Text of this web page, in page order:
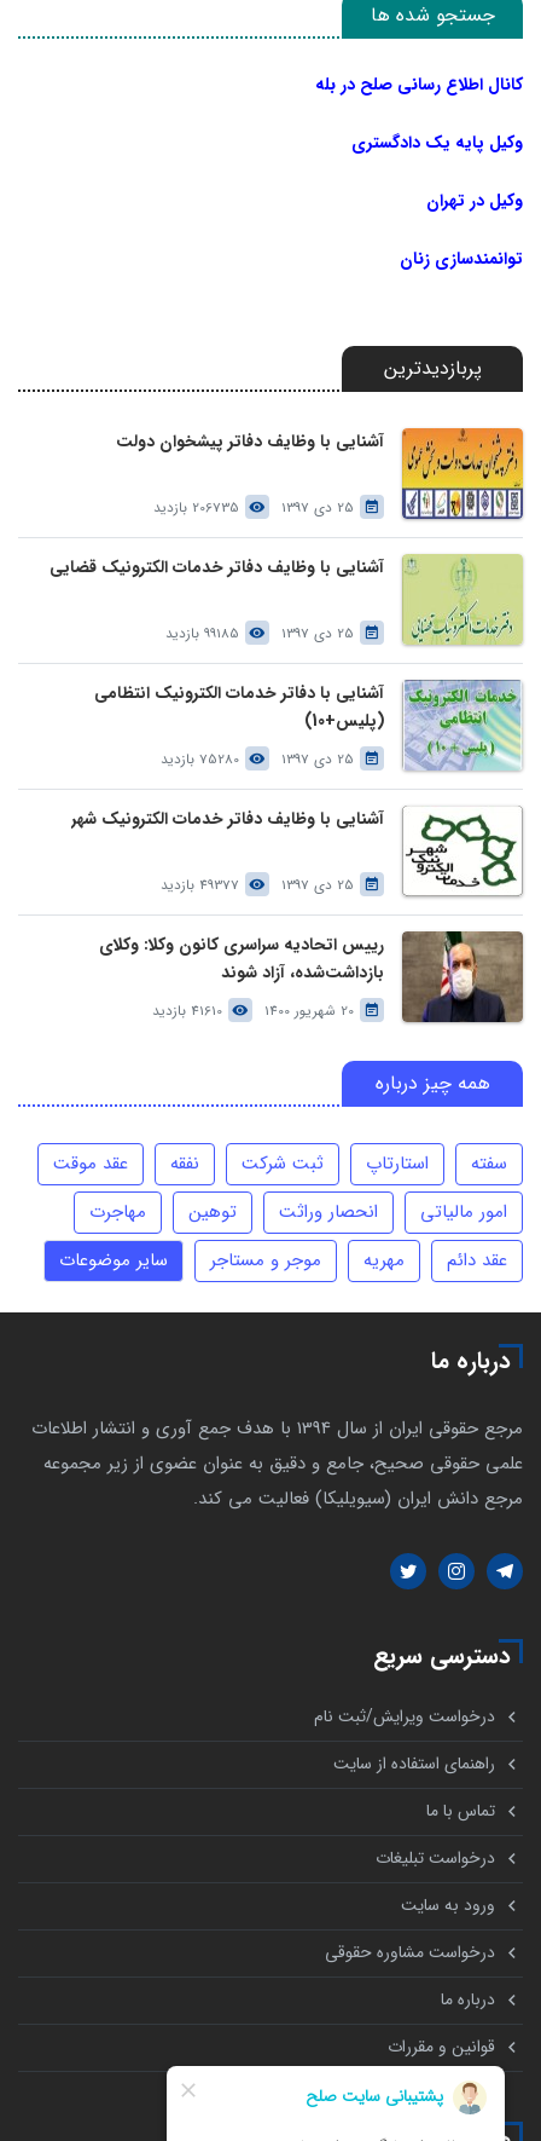
جستجو شده ها
کانال اطلاع رسانی صلح در بله
وکیل پایه یک دادگستری
وکیل در تهران
توانمندسازی زنان
پربازدیدترین
آشنایی با وظایف دفاتر پیشخوان دولت
25 دی 1397 206735 بازدید
آشنایی با وظایف دفاتر خدمات الکترونیک قضایی
25 دی 1397 99185 بازدید
آشنایی با دفاتر خدمات الکترونیک انتظامی
(پلیس+10)
25 دی 1397 75280 بازدید
آشنایی با وظایف دفاتر خدمات الکترونیک شهر
25 دی 1397 49377 بازدید
رییس اتحادیه سراسری کانون وکلا: وکلای
بازداشت‌شده، آزاد شوند
20 شهریور 1400 41610 بازدید
همه چیز درباره
سفته استارتاپ ثبت شرکت نفقه
عقد موقت
امور مالیاتی
انحصار وراثت توهین
مهاجرت
عقد دائم
مهریه موجر و مستاجر سایر موضوعات
درباره ما
مرجع حقوقی ایران از سال 1394 با هدف جمع آوری و انتشار اطلاعات
علمی حقوقی صحیح، جامع و دقیق به عنوان عضوی از زیر مجموعه
مرجع دانش ایران (سیویلیکا) فعالیت می کند.
دسترسی سریع
درخواست ویرایش/ثبت نام
راهنمای استفاده از سایت
تماس با ما
درخواست تبلیغات
ورود به سایت
درخواست مشاوره حقوقی
درباره ما
قوانین و مقررات